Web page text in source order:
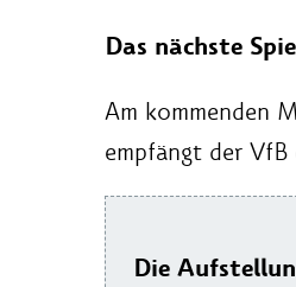
Das nächste
Am kommenden
empfängt der
Die